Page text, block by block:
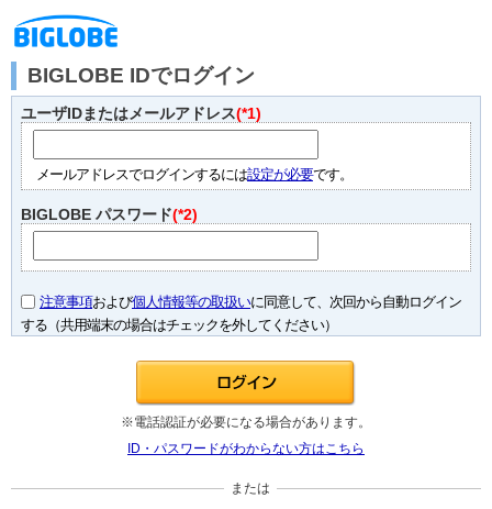
BIGLOBE IDでログイン
ユーザIDまたはメールアドレス(*1)
メールアドレスでログインするには設定が必要です。
BIGLOBE パスワード(*2)
注意事項および個人情報等の取扱いに同意して、次回から自動ログイン
する（共用端末の場合はチェックを外してください）
※電話認証が必要になる場合があります。
ID・パスワードがわからない方はこちら
または